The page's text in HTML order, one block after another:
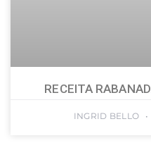
RECEITA
INGRID BELLO